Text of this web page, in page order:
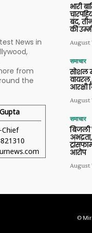
News in
from
the
भारी
बंद,
की
August
समाचार
सोशल
आरक्षी
August
समाचार
बिजली
आरोप
August
©